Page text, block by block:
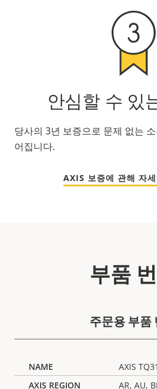
안심할 수 있
당사의 3년 보증으로 문제 없는
어집니다.
AXIS 보증에 관해 자
부품
주문용 부품
AXIS
AR, AU,